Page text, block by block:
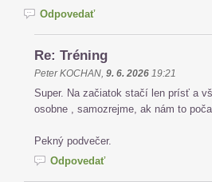
Odpovedať
Re: Tréning
Peter KOCHAN, 9. 6. 2026 19:21
Super. Na začiatok stačí len prísť a
osobne , samozrejme, ak nám to
Pekný podvečer.
Odpovedať